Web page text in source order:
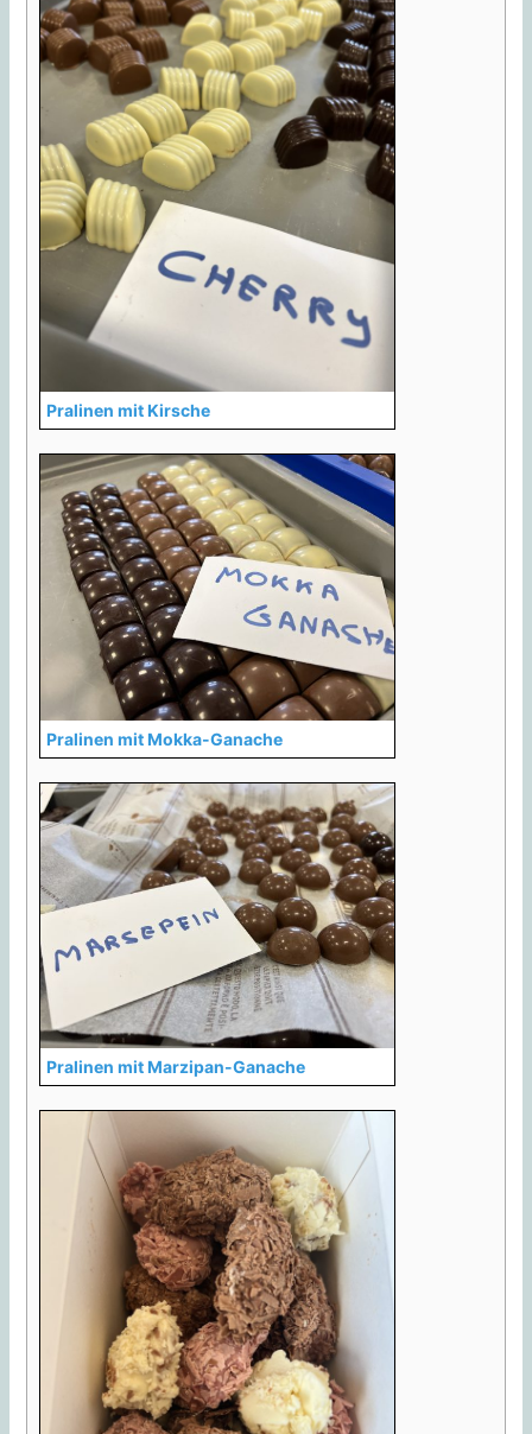
Pralinen mit Kirsche
Pralinen mit Mokka-Ganache
Pralinen mit Marzipan-Ganache